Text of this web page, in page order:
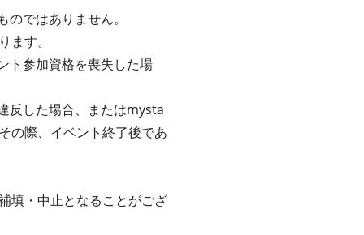
ではありません。
す。
ト参加資格を喪失した場
反した場合、またはmysta
の際、イベント終了後であ
填・中止となることがござ